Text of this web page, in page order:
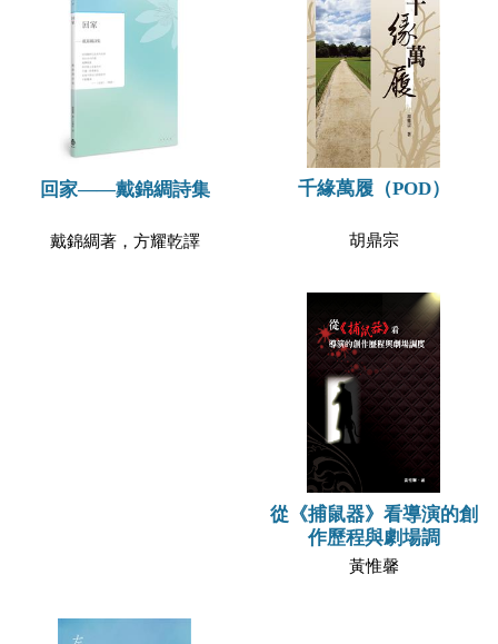
回家——戴錦綢詩集
戴錦綢著，方耀乾譯
千緣萬履（POD）
胡鼎宗
從《捕鼠器》看導演的創
作歷程與劇場調
黃惟馨